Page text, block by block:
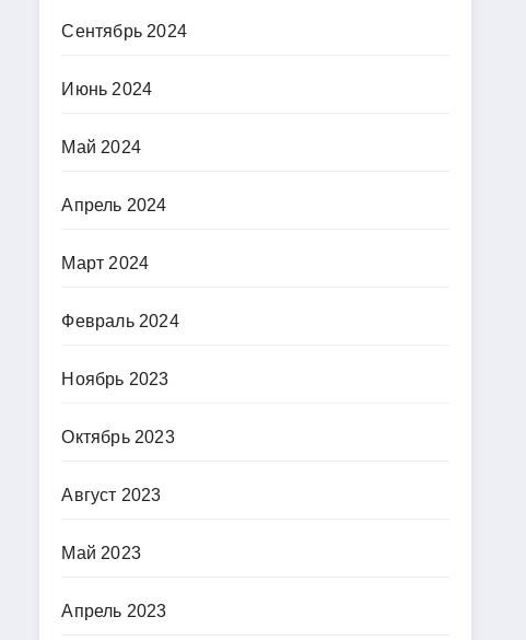
Сентябрь 2024
Июнь 2024
Май 2024
Апрель 2024
Март 2024
Февраль 2024
Ноябрь 2023
Октябрь 2023
Август 2023
Май 2023
Апрель 2023